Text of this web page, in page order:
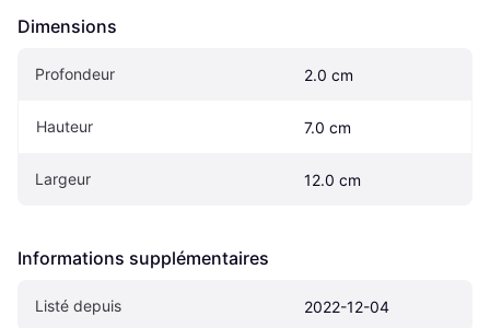
Dimensions
Profondeur 2.0 cm
Hauteur 7.0 cm
Largeur 12.0 cm
Informations supplémentaires
Listé depuis 2022-12-04